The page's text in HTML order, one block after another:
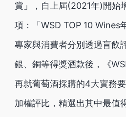
賞」，自上屆(2021年)開始
項：「WSD TOP 10 Wines
專家與消費者分別透過盲飲
銀、銅等得獎酒款後，《
再就葡萄酒採購的4大實務
加權評比，精選出其中最值